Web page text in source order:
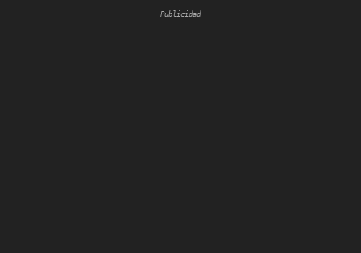
Publicidad